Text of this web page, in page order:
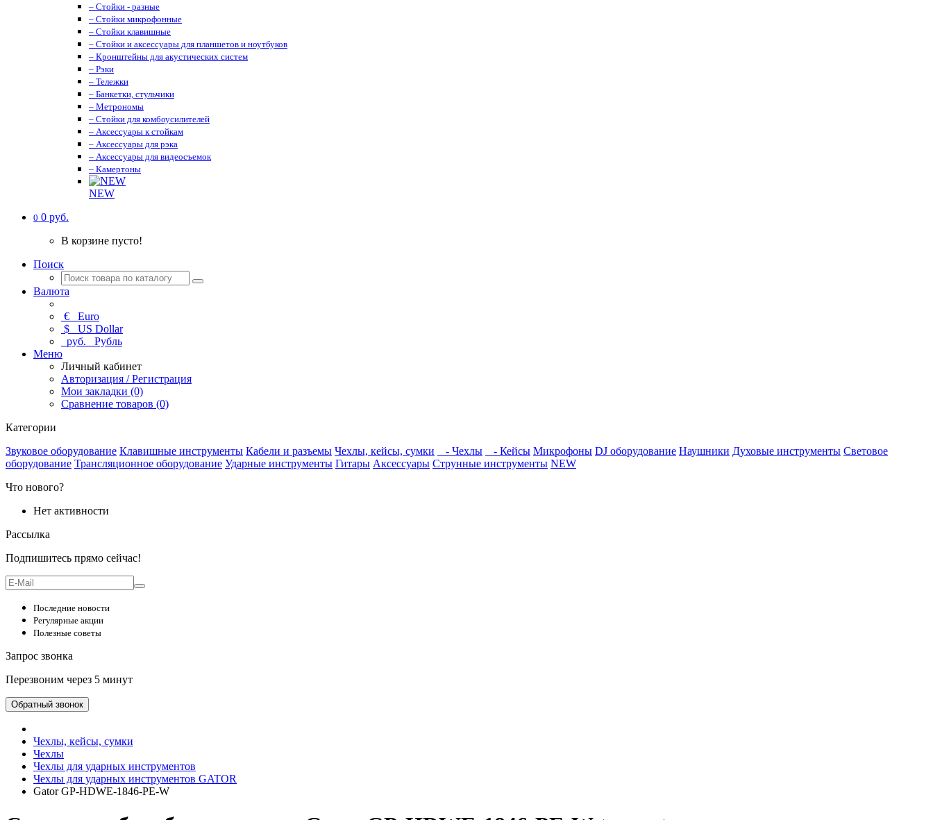
– Стойки - разные
– Стойки микрофонные
– Стойки клавишные
– Стойки и аксессуары для планшетов и ноутбуков
– Кронштейны для акустических систем
– Рэки
– Тележки
– Банкетки, стульчики
– Метрономы
– Стойки для комбоусилителей
– Аксессуары к стойкам
– Аксессуары для рэка
– Аксессуары для видеосъемок
– Камертоны
NEW
0 0 руб.
В корзине пусто!
Поиск
Валюта
€ Euro
$ US Dollar
руб. Рубль
Меню
Личный кабинет
Авторизация / Регистрация
Мои закладки (0)
Сравнение товаров (0)
Категории
Звуковое оборудование Клавишные инструменты Кабели и разъемы Чехлы, кейсы, сумки - Чехлы - Кейсы Микрофоны DJ оборудование Наушники Духовые инструменты Световое
оборудование Трансляционное оборудование Ударные инструменты Гитары Аксессуары Струнные инструменты NEW
Что нового?
Нет активности
Рассылка
Подпишитесь прямо сейчас!
Последние новости
Регулярные акции
Полезные советы
Запрос звонка
Перезвоним через 5 минут
Обратный звонок
Чехлы, кейсы, сумки
Чехлы
Чехлы для ударных инструментов
Чехлы для ударных инструментов GATOR
Gator GP-HDWE-1846-PE-W